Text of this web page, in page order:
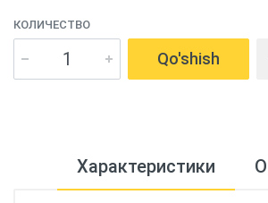
КОЛИЧЕСТВО
Qo'shish
Характеристики